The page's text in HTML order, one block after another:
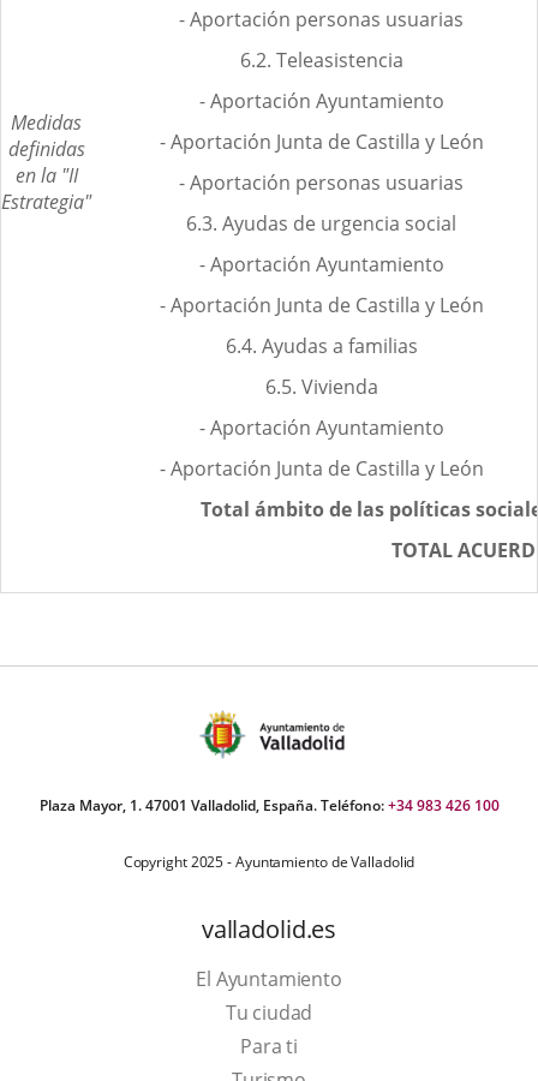
Medidas
definidas
en la "II
Estrategia"
- Aportación personas usuarias
6.2. Teleasistencia
- Aportación Ayuntamiento
- Aportación Junta de Castilla y León
- Aportación personas usuarias
6.3. Ayudas de urgencia social
- Aportación Ayuntamiento
- Aportación Junta de Castilla y León
6.4. Ayudas a familias
6.5. Vivienda
- Aportación Ayuntamiento
- Aportación Junta de Castilla y León
Total ámbito de las políticas
TOTAL
Plaza Mayor, 1. 47001 Valladolid, España. Teléfono:+34 983 426 100
Copyright 2025 - Ayuntamiento de Valladolid
valladolid.es
El Ayuntamiento
Tu ciudad
Para ti